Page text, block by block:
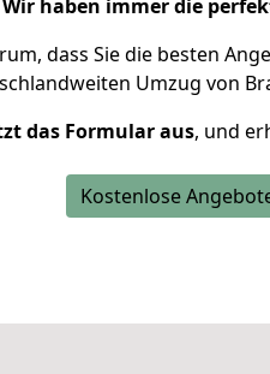
Wir haben immer die
dass Sie die besten
Umzug von
das Formular aus, und
Kostenlose